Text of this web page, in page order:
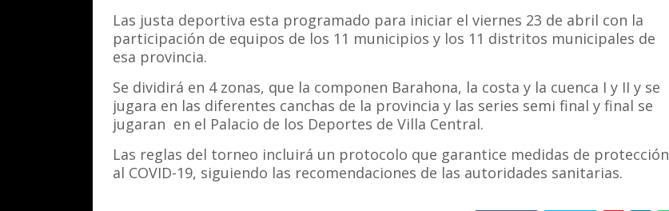
Las justa deportiva esta programado para iniciar el viernes 23 de abril con la
participación de equipos de los 11 municipios y los 11 distritos municipales de
esa provincia.
Se dividirá en 4 zonas, que la componen Barahona, la costa y la cuenca I y II y se
jugara en las diferentes canchas de la provincia y las series semi final y final se
jugaran en el Palacio de los Deportes de Villa Central.
Las reglas del torneo incluirá un protocolo que garantice medidas de protección
al COVID-19, siguiendo las recomendaciones de las autoridades sanitarias.